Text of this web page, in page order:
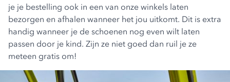
je je bestelling ook in een van onze winkels laten
bezorgen en afhalen wanneer het jou uitkomt. Dit is extra
handig wanneer je de schoenen nog even wilt laten
passen door je kind. Zijn ze niet goed dan ruil je ze
meteen gratis om!